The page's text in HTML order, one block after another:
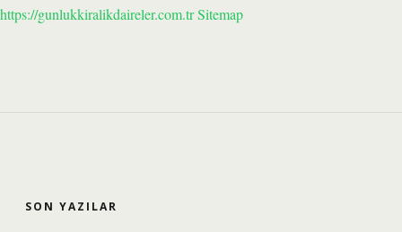
https://gunlukkiralikdaireler.com.trSitemap
SON YAZILAR